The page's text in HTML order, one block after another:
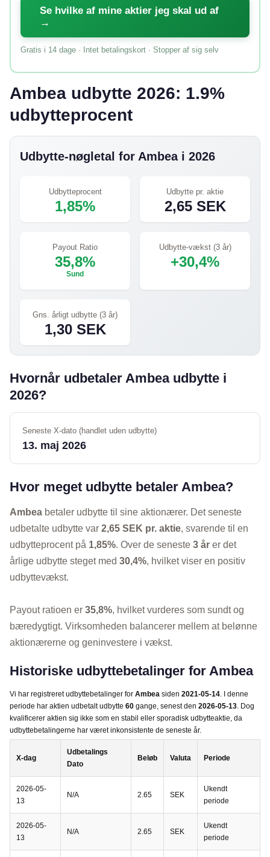
Se hvilke af mine aktier jeg skal ud af
→
Gratis i 14 dage · Intet betalingskort · Stopper af sig selv
Ambea udbytte 2026: 1.9%
udbytteprocent
Udbytte-nøgletal for Ambea i 2026
Udbytteprocent
1,85%
Udbytte pr. aktie
2,65 SEK
Payout Ratio
35,8%
Sund
Udbytte-vækst (3 år)
+30,4%
Gns. årligt udbytte (3 år)
1,30 SEK
Hvornår udbetaler Ambea udbytte i
2026?
Seneste X-dato (handlet uden udbytte)
13. maj 2026
Hvor meget udbytte betaler Ambea?
Ambea betaler udbytte til sine aktionærer. Det seneste
udbetalte udbytte var 2,65 SEK pr. aktie, svarende til en
udbytteprocent på 1,85%. Over de seneste 3 år er det
årlige udbytte steget med 30,4%, hvilket viser en positiv
udbyttevækst.
Payout ratioen er 35,8%, hvilket vurderes som sundt og
bæredygtigt. Virksomheden balancerer mellem at belønne
aktionærerne og geninvestere i vækst.
Historiske udbyttebetalinger for Ambea
Vi har registreret udbyttebetalinger for Ambea siden 2021-05-14 . I denne
periode har aktien udbetalt udbytte 60 gange, senest den 2026-05-13 . Dog
kvalificerer aktien sig ikke som en stabil eller sporadisk udbytteaktie, da
udbyttebetalingerne har været inkonsistente de seneste år.
X-dag
Udbetalings
Dato
Beløb Valuta Periode
2026-05-
13
N/A 2.65 SEK
Ukendt
periode
2026-05-
13
N/A 2.65 SEK
Ukendt
periode